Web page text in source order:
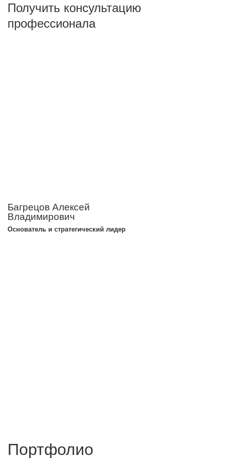
Получить консультацию
профессионала
Багрецов Алексей
Владимирович
Основатель и стратегический лидер
Портфолио